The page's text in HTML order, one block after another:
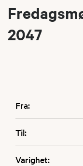
2047
Fra:
Til:
Varighet: